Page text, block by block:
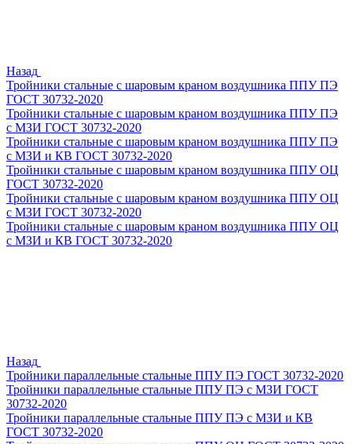
Назад
Тройники стальные с шаровым краном воздушника ППУ ПЭ
ГОСТ 30732-2020
Тройники стальные с шаровым краном воздушника ППУ ПЭ
с МЗИ ГОСТ 30732-2020
Тройники стальные с шаровым краном воздушника ППУ ПЭ
с МЗИ и КВ ГОСТ 30732-2020
Тройники стальные с шаровым краном воздушника ППУ ОЦ
ГОСТ 30732-2020
Тройники стальные с шаровым краном воздушника ППУ ОЦ
с МЗИ ГОСТ 30732-2020
Тройники стальные с шаровым краном воздушника ППУ ОЦ
с МЗИ и КВ ГОСТ 30732-2020
Назад
Тройники параллельные стальные ППУ ПЭ ГОСТ 30732-2020
Тройники параллельные стальные ППУ ПЭ с МЗИ ГОСТ
30732-2020
Тройники параллельные стальные ППУ ПЭ с МЗИ и КВ
ГОСТ 30732-2020